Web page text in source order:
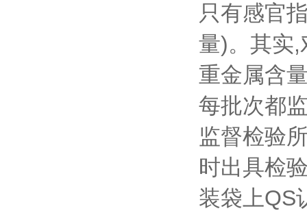
只有感官
量)。其实,
重金属含
每批次都
监督检验
时出具检
装袋上QS